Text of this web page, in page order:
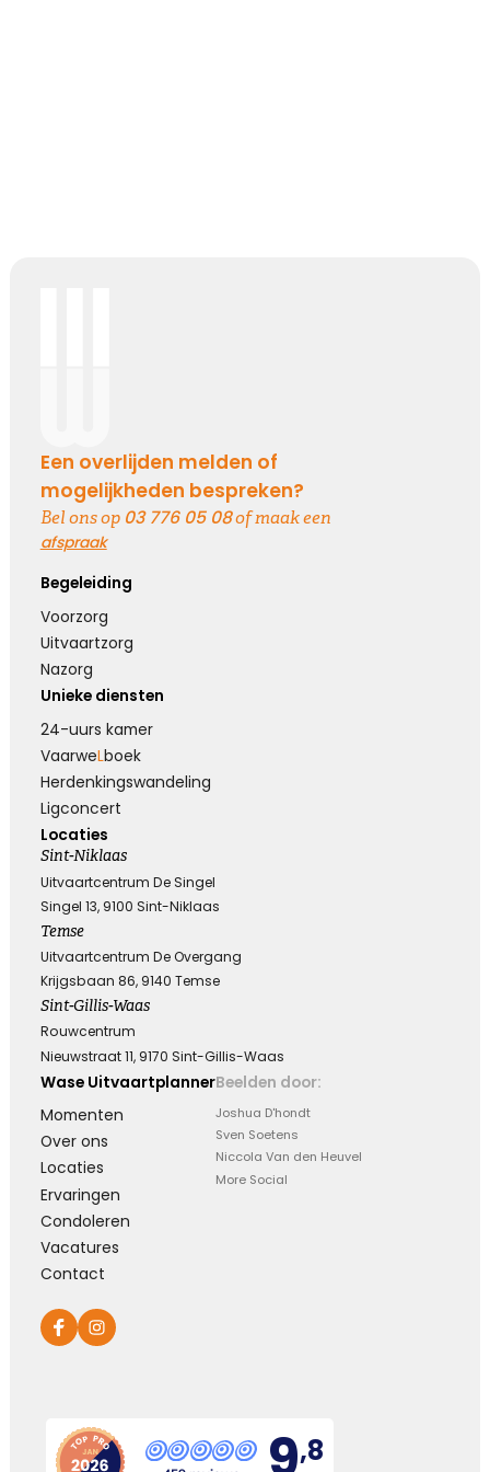
Mijn oprechte deelneming
Kies dit gedicht
Terugdenken met sterkte
Je denkt terug aan hoe het was
Met een glimlach en een traan
Onvoorstelbaar
Dat het leven gewoon doorgaat
Veel sterkte gewenst ...
Kies dit gedicht
Het grote gemis
Hoe verdrietig
Dat diegene die zo dierbaar was
Er niet meer is
Kies dit gedicht
Blijvende herinneringen
De foto’s, de herinneringen, de liefde in je hart, ze
zullen blijven.
Veel sterkte ...
Een overlijden melden of
mogelijkheden bespreken?
Bel ons op 03 776 05 08of maak een
afspraak
Begeleiding
Voorzorg
Uitvaartzorg
Nazorg
Unieke diensten
24-uurs kamer
VaarweLboek
Herdenkings­wandeling
Ligconcert
Locaties
Sint-Niklaas
Uitvaartcentrum De Singel
Singel 13, 9100 Sint-Niklaas
Temse
Uitvaartcentrum De Overgang
Krijgsbaan 86, 9140 Temse
Sint-Gillis-Waas
Rouwcentrum
Nieuwstraat 11, 9170 Sint-Gillis-Waas
Wase Uitvaartplanner
Momenten
Over ons
Locaties
Ervaringen
Condoleren
Vacatures
Contact
Beelden door:
Joshua D'hondt
Sven Soetens
Niccola Van den Heuvel
More Social
,8